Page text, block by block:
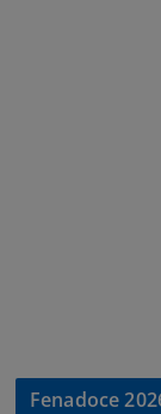
Fenadoce